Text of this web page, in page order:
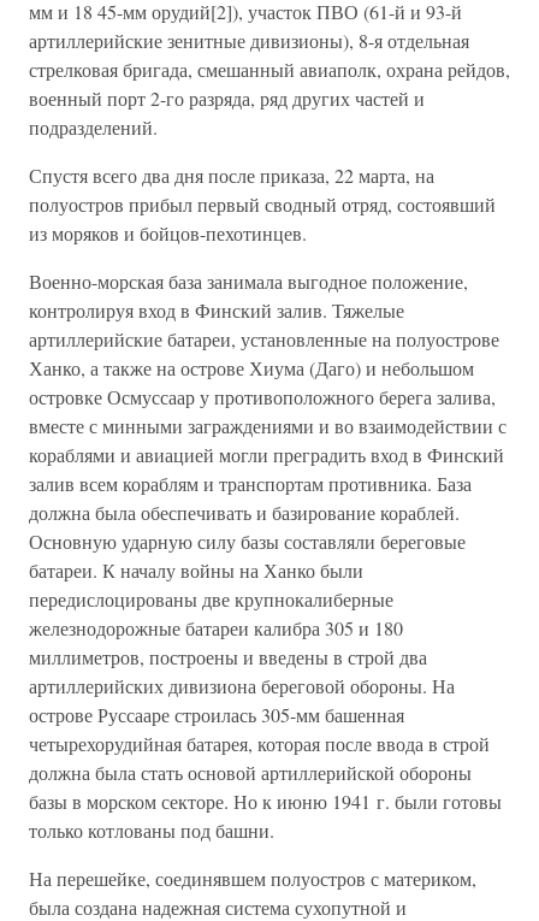
мм и 18 45-мм орудий[2]), участок ПВО (61-й и 93-й
артиллерийские зенитные дивизионы), 8-я отдельная
стрелковая бригада, смешанный авиаполк, охрана рейдов,
военный порт 2-го разряда, ряд других частей и
подразделений.
Спустя всего два дня после приказа, 22 марта, на
полуостров прибыл первый сводный отряд, состоявший
из моряков и бойцов-пехотинцев.
Военно-морская база занимала выгодное положение,
контролируя вход в Финский залив. Тяжелые
артиллерийские батареи, установленные на полуострове
Ханко, а также на острове Хиума (Даго) и небольшом
островке Осмуссаар у противоположного берега залива,
вместе с минными заграждениями и во взаимодействии с
кораблями и авиацией могли преградить вход в Финский
залив всем кораблям и транспортам противника. База
должна была обеспечивать и базирование кораблей.
Основную ударную силу базы составляли береговые
батареи. К началу войны на Ханко были
передислоцированы две крупнокалиберные
железнодорожные батареи калибра 305 и 180
миллиметров, построены и введены в строй два
артиллерийских дивизиона береговой обороны. На
острове Руссааре строилась 305-мм башенная
четырехорудийная батарея, которая после ввода в строй
должна была стать основой артиллерийской обороны
базы в морском секторе. Но к июню 1941 г. были готовы
только котлованы под башни.
На перешейке, соединявшем полуостров с материком,
была создана надежная система сухопутной и